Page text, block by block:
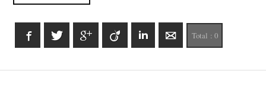
FacebookTwitter Google+ Viadeo LinkedInE-mailTotal : 0